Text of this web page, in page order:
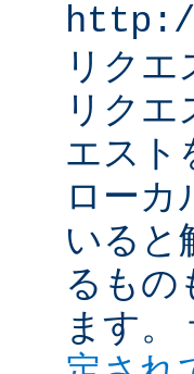
http://
リクエ
リク
エスト
ローカ
いると
るもの
ます。